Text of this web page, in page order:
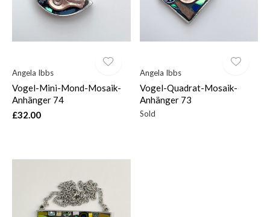
Angela Ibbs
Vogel-Mini-Mond-Mosaik-
Anhänger 74
£32.00
Angela Ibbs
Vogel-Quadrat-Mosaik-
Anhänger 73
Sold